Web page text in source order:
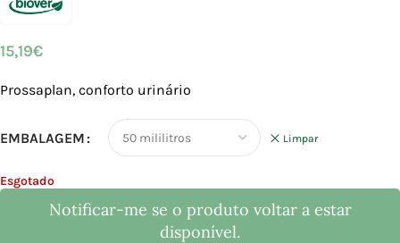
15,19€
Prossaplan, conforto urinário
EMBALAGEM Limpar
Esgotado
Notificar-me se o produto voltar a estar
disponível.